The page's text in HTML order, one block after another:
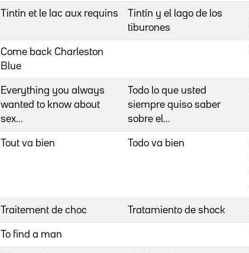
Tintin et le lac aux requins
Tintín y el lago de los
tiburones
Come back Charleston
Blue
Everything you always
wanted to know about
sex...
Todo lo que usted
siempre quiso saber
sobre el...
Tout va bien Todo va bien
Traitement de choc Tratamiento de shock
To find a man